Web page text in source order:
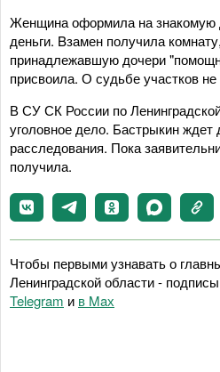
Женщина оформила на знакомую
деньги. Bзамен получила
принадлежавшую дочери
присвоила. О судьбе участков
В СУ СК России по
уголовное дело. Бастрыкин ждет
расследования. Пока
получила.
Чтобы первыми узнавать о
Ленинградской области -
Telegram и в Maх